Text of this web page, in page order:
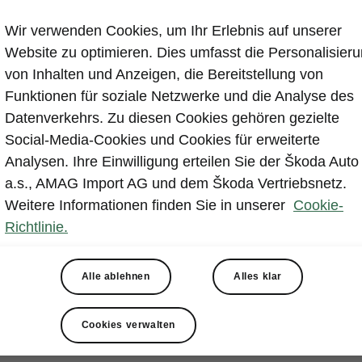
mechanisch anklappbar
Geschwindigkeitsregelanlage «Adaptive Cruise
mit Querverkehrerkennung von
Wir verwenden Cookies, um Ihr Erlebnis auf unserer
Website zu optimieren. Dies umfasst die
von Inhalten und Anzeigen, die Bereitstellung von
Funktionen für soziale Netzwerke und die Analyse des
Datenverkehrs. Zu diesen Cookies gehören gezielte
Social-Media-Cookies und Cookies für erweiterte
Analysen. Ihre Einwilligung erteilen Sie der Škoda Auto
a.s., AMAG Import AG und dem Škoda Vertriebsnetz.
Weitere Informationen finden Sie in unserer Cookie-
Richtlinie.
Alle ablehnen Alles klar
Cookies verwalten